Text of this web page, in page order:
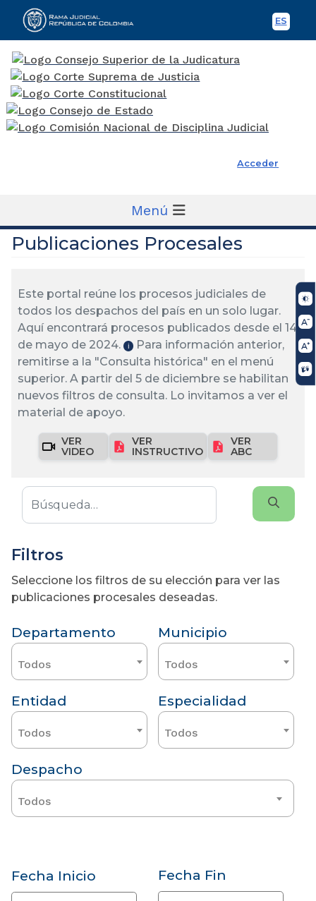
ES
Rama Judicial
Acceder
Menú
Publicaciones Procesales
Este portal reúne los procesos judiciales de
todos los despachos del país en un solo lugar.
Aquí encontrará procesos publicados desde el 14
de mayo de 2024.
ℹ️
Para información anterior,
remitirse a la "Consulta histórica" en el menú
superior. A partir del 5 de diciembre se habilitan
nuevos filtros de consulta. Lo invitamos a ver el
material de apoyo.
VER
VIDEO
VER
INSTRUCTIVO
VER
ABC
Filtros
Seleccione los filtros de su elección para ver las
publicaciones procesales deseadas.
Departamento
Todos
Municipio
Todos
Entidad
Todos
Especialidad
Todos
Despacho
Todos
Fecha Inicio Fecha Fin